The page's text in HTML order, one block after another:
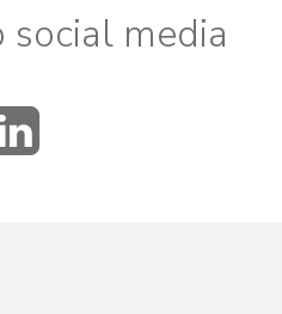
media